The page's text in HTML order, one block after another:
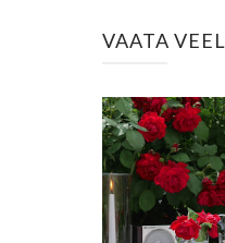
VAATA VEEL